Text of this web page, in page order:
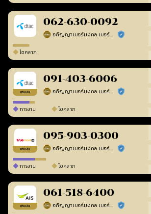
062-630-0092
อภิญญาเบอร์มงคล เบอร์สวยเลขศาสตร์ ร้านยืนยันแล้ว
โชคลาภ
เติมเงิน
091-403-6006
อภิญญาเบอร์มงคล เบอร์สวยเลขศาสตร์ ร้านยืนยันแล้ว
การงาน โชคลาภ
เติมเงิน
095-903-0300
อภิญญาเบอร์มงคล เบอร์สวยเลขศาสตร์ ร้านยืนยันแล้ว
การงาน โชคลาภ
เติมเงิน
061-518-6400
อภิญญาเบอร์มงคล เบอร์สวยเลขศาสตร์ ร้านยืนยันแล้ว